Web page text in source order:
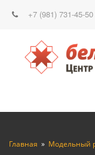
+7 (981) 731-45-50
Главная » Модельный